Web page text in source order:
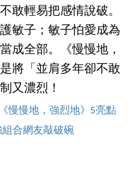
敢輕易把感情說破。
敏子；敏子怕愛成為
成全部。《慢慢地，
將「並肩多年卻不敢
又濃烈！
慢慢地，強烈地》5亮點
合網友敲破碗